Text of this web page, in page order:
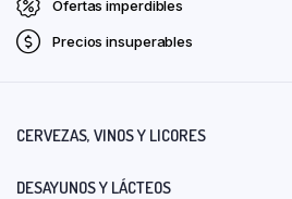
Ofertas imperdibles
Precios insuperables
CERVEZAS, VINOS Y LICORES
DESAYUNOS Y LÁCTEOS